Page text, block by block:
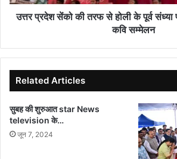
पूर्व
संध्या
कवि
सम्मेलन
उत्तर प्रदेश सेंको की तरफ से होली के पूर्व संध्या
कवि सम्मेलन
Related Articles
सुबह की शुरुआत star News
television के…
जून 7, 2024